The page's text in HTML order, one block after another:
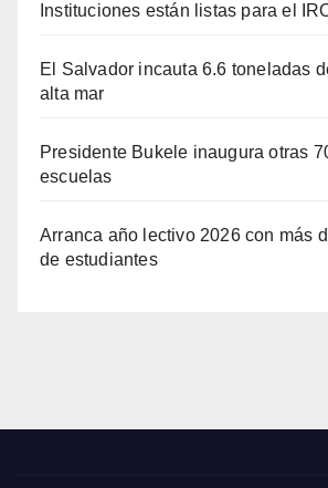
Instituciones están listas para el
El Salvador incauta 6.6 toneladas
alta mar
Presidente Bukele inaugura otras
escuelas
Arranca año lectivo 2026 con más
de estudiantes